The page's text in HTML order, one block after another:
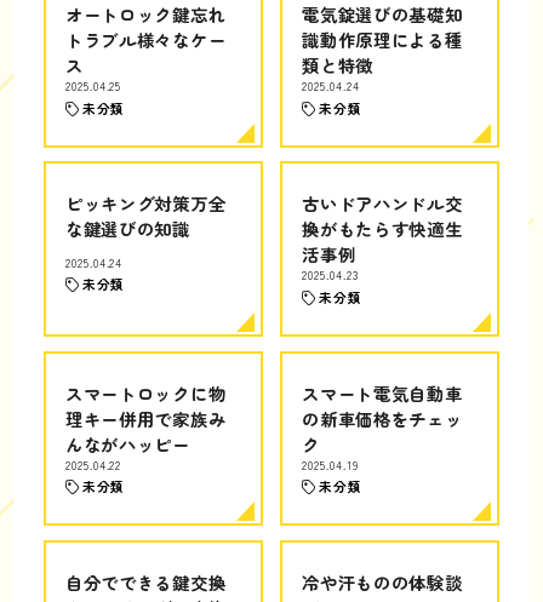
オートロック鍵忘れ
トラブル様々なケー
ス
2025.04.25
未分類
電気錠選びの基礎知
識動作原理による種
類と特徴
2025.04.24
未分類
ピッキング対策万全
な鍵選びの知識
2025.04.24
未分類
古いドアハンドル交
換がもたらす快適生
活事例
2025.04.23
未分類
スマートロックに物
理キー併用で家族み
んながハッピー
2025.04.22
未分類
スマート電気自動車
の新車価格をチェッ
ク
2025.04.19
未分類
自分でできる鍵交換
冷や汗ものの体験談